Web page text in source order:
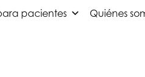
pacientes Quiénes